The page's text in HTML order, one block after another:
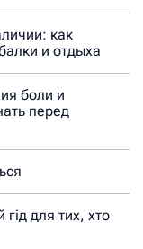
как
и отдыха
боли и
перед
для тих, хто